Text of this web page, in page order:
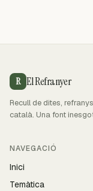
R El Refranyer
Recull de dites,
català. Una font
NAVEGACIÓ
Inici
Temàtica